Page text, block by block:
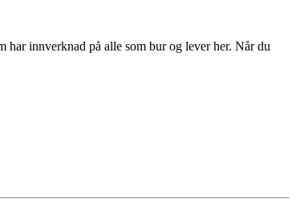
innverknad på alle som bur og lever her. Når du